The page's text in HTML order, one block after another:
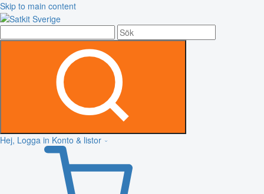
Skip to main content
Hej, Logga in Konto & listor